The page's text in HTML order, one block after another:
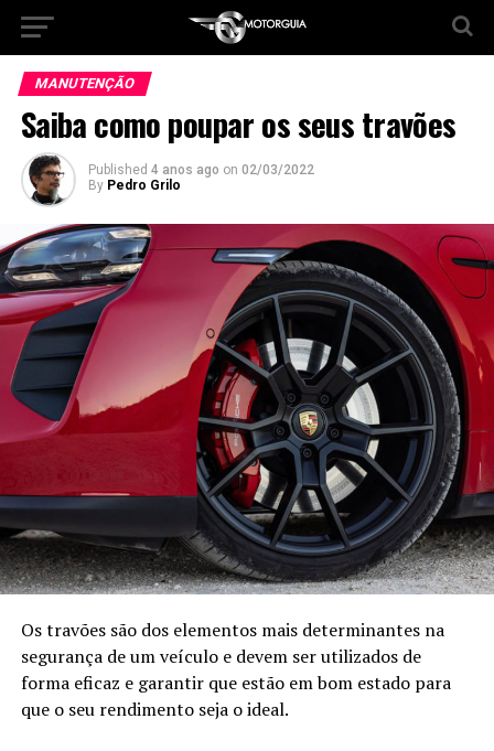
MANUTENÇÃO
Saiba como poupar os seus travões
Published 4 anos ago on 02/03/2022
By Pedro Grilo
Os travões são dos elementos mais determinantes na
segurança de um veículo e devem ser utilizados de
forma eficaz e garantir que estão em bom estado para
que o seu rendimento seja o ideal.